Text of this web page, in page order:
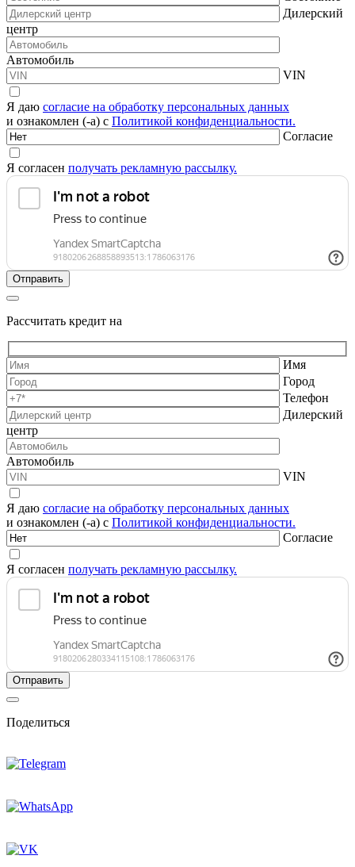
Дилерский
центр
Автомобиль
VIN
Я даю согласие на обработку персональных данных
и ознакомлен (-а) с Политикой конфиденциальности.
Согласие
Я согласен получать рекламную рассылку.
Рассчитать кредит на
Имя
Город
Телефон
Дилерский
центр
Автомобиль
VIN
Я даю согласие на обработку персональных данных
и ознакомлен (-а) с Политикой конфиденциальности.
Согласие
Я согласен получать рекламную рассылку.
Поделиться